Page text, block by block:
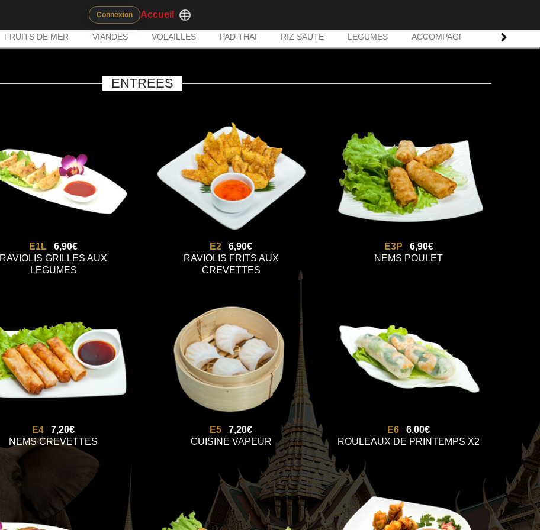
Connexion Accueil
FRUITS DE MER VIANDES VOLAILLES PAD THAI RIZ SAUTE LEGUMES ACCOMPAGNEMENT
ENTREES
E1L 6,90€
RAVIOLIS GRILLES AUX
LEGUMES
E2 6,90€
RAVIOLIS FRITS AUX
CREVETTES
E3P 6,90€
NEMS POULET
E4 7,20€
NEMS CREVETTES
E5 7,20€
CUISINE VAPEUR
E6 6,00€
ROULEAUX DE PRINTEMPS X2